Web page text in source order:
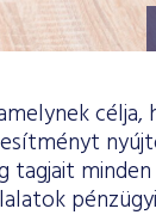
célja,
tagjait minden